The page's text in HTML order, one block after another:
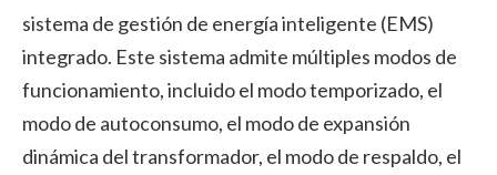
sistema de gestión de energía inteligente (EMS)
integrado. Este sistema admite múltiples modos de
funcionamiento, incluido el modo temporizado, el
modo de autoconsumo, el modo de expansión
dinámica del transformador, el modo de respaldo, el